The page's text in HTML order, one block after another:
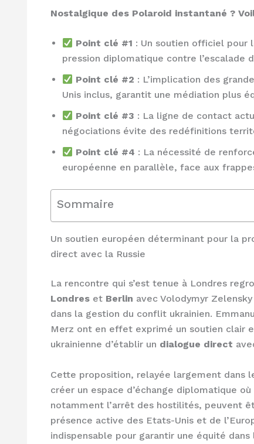
Nostalgique des Polaroid instantané ?
Point clé #1 : Un soutien officiel pour
pression diplomatique contre l’escalade
Point clé #2 : L’implication des
Unis inclus, garantit une médiation plus
Point clé #3 : La ligne de contact
négociations évite des redéfinitions
Point clé #4 : La nécessité de
européenne en parallèle, face aux
Sommaire
Un soutien européen déterminant pour la
direct avec la Russie
La rencontre qui s’est tenue à Londres
Londres et Berlin avec Volodymyr
dans la gestion du conflit ukrainien.
Merz ont en effet exprimé un soutien clair
ukrainienne d’établir un dialogue direct
Cette proposition, relayée largement dans
créer un espace d’échange diplomatique
notamment l’arrêt des hostilités, peuvent
présence active des Etats-Unis et de
indispensable pour garantir une équité